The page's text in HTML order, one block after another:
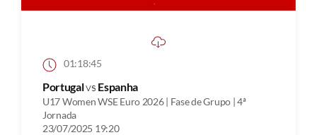
01:18:45
Portugalvs Espanha
U17 Women WSE Euro 2026 | Fase de Grupo | 4ª
Jornada
23/07/2025 19:20